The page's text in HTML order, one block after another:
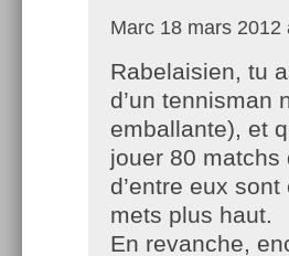
Marc 18 mars 2012
Rabelaisien, tu
d’un tennisman
emballante), et
jouer 80 matchs
d’entre eux
mets plus haut.
En revanche,